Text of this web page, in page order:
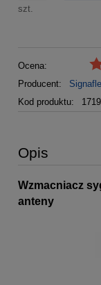
szt.
Ocena:
Producent:
Kod produktu:
1719
Opis
Wzmacniacz
anteny